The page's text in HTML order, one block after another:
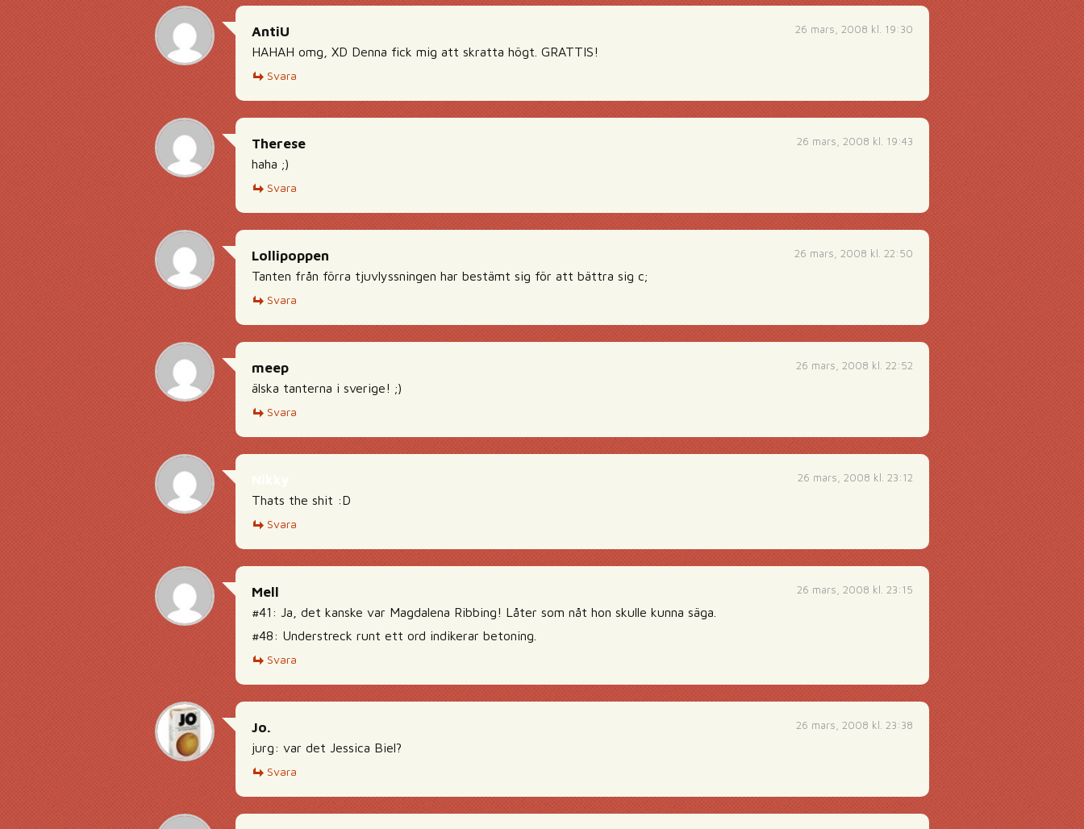
26 mars, 2008 kl. 19:30
AntiU
HAHAH omg, XD Denna fick mig att skratta högt. GRATTIS!
Svara
26 mars, 2008 kl. 19:43
Therese
haha ;)
Svara
26 mars, 2008 kl. 22:50
Lollipoppen
Tanten från förra tjuvlyssningen har bestämt sig för att bättra sig c;
Svara
26 mars, 2008 kl. 22:52
meep
älska tanterna i sverige! ;)
Svara
26 mars, 2008 kl. 23:12
Thats the shit :D
Svara
26 mars, 2008 kl. 23:15
Mell
#41: Ja, det kanske var Magdalena Ribbing! Låter som nåt hon skulle kunna säga.
#48: Understreck runt ett ord indikerar betoning.
Svara
26 mars, 2008 kl. 23:38
Jo.
jurg: var det Jessica Biel?
Svara